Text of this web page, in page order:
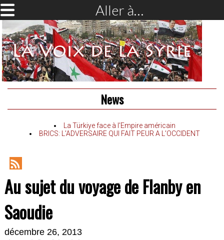
Aller à…
News
La Türkiye face à l’Empire américain
BRICS: L’ADVERSAIRE QUI FAIT PEUR A L’OCCIDENT
RSS
Feed
Au sujet du voyage de Flanby en
Saoudie
décembre 26, 2013